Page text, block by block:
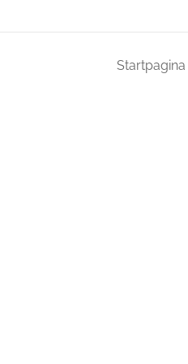
Startpagina